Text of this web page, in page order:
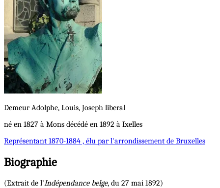
DemeurAdolphe, Louis, Joseph liberal
né en 1827 à Mons décédé en 1892 à Ixelles
Représentant 1870-1884 , élu par l'arrondissement de Bruxelles
Biographie
(Extrait de l’Indépendance belge, du 27 mai 1892)